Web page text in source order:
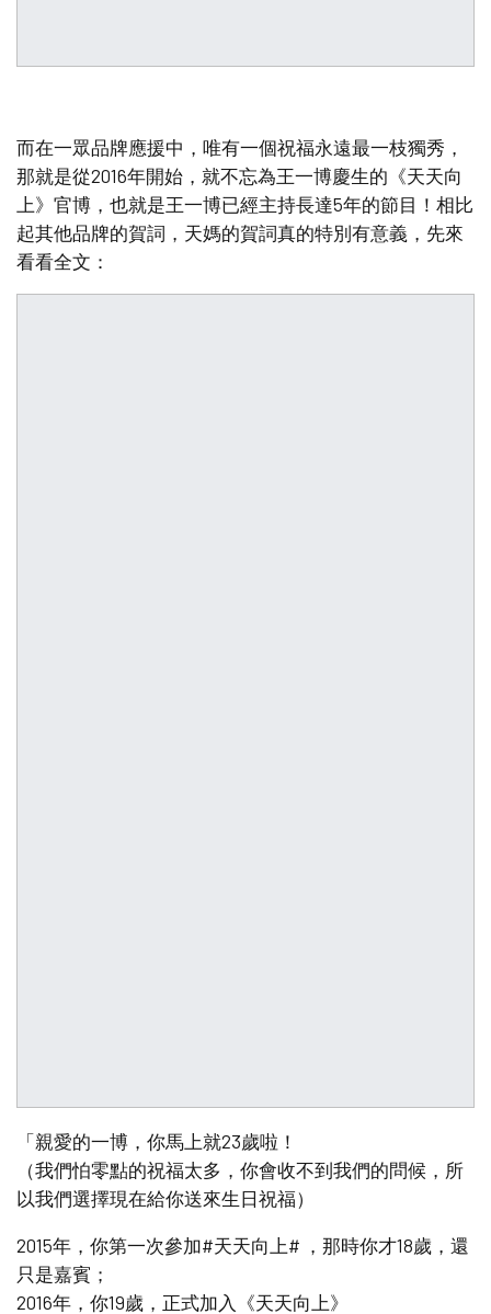
而在一眾品牌應援中，唯有一個祝福永遠最一枝獨秀，
那就是從2016年開始，就不忘為王一博慶生的《天天向
上》官博，也就是王一博已經主持長達5年的節目！相比
起其他品牌的賀詞，天媽的賀詞真的特別有意義，先來
看看全文：
「親愛的一博，你馬上就23歲啦！
（我們怕零點的祝福太多，你會收不到我們的問候，所
以我們選擇現在給你送來生日祝福）
2015年，你第一次參加#天天向上# ，那時你才18歲，還
只是嘉賓；
2016年，你19歲，正式加入《天天向上》